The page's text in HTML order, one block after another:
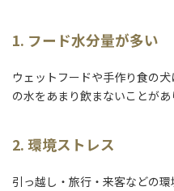
1. フード水分量が多い
ウェットフードや手作り食の
の水をあまり飲まないことがあ
2. 環境ストレス
引っ越し・旅行・来客などの